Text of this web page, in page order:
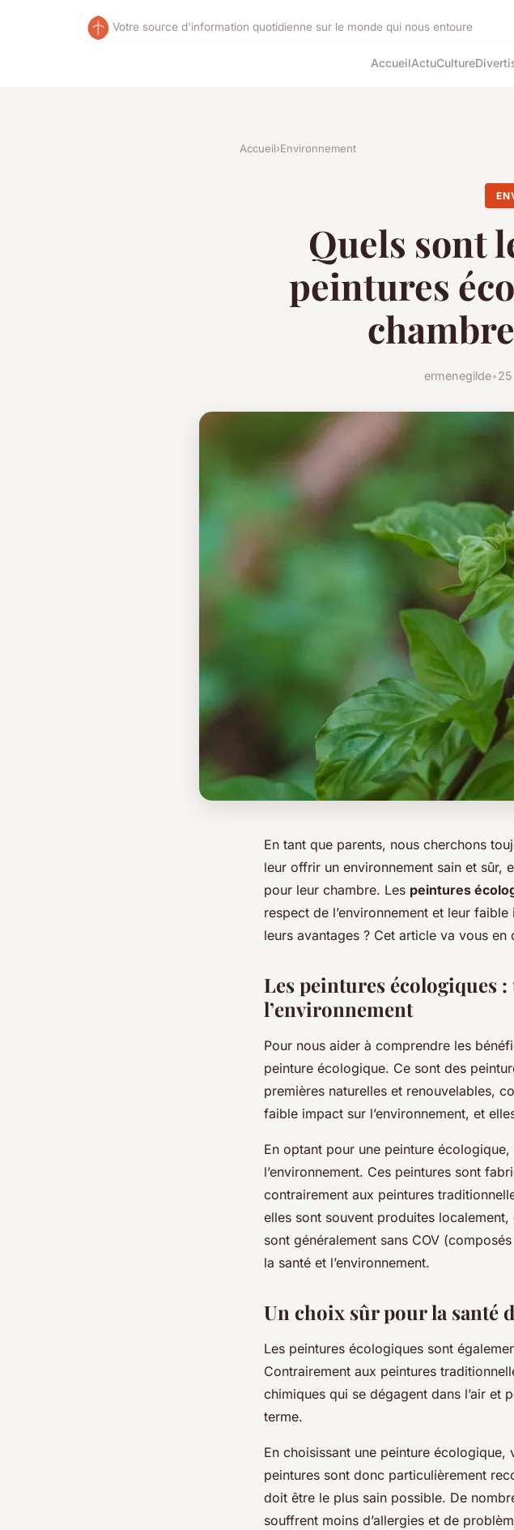
Votre source d'information quotidienne sur le monde qui nous entoure
AccueilActuCulture
Accueil›Environnement
Quels sont
peintures
ermenegilde•
En tant que parents, nous cherchons
leur offrir un environnement sain et sûr,
pour leur chambre. Les peintures
respect de l’environnement et leur
leurs avantages ? Cet article va vous
Les peintures écologiques
l’environnement
Pour nous aider à comprendre les
peinture écologique. Ce sont des
premières naturelles et renouvelables,
faible impact sur l’environnement, et
En optant pour une peinture
l’environnement. Ces peintures sont
contrairement aux peintures
elles sont souvent produites
sont généralement sans COV
la santé et l’environnement.
Un choix sûr pour la santé
Les peintures écologiques sont
Contrairement aux peintures
chimiques qui se dégagent dans l’air et
terme.
En choisissant une peinture
peintures sont donc particulièrement
doit être le plus sain possible. De
souffrent moins d’allergies et de